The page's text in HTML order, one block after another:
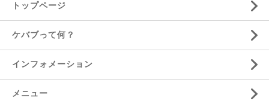
トップページ
ケバブって何？
インフォメーション
メニュー